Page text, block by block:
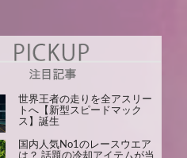
世界王者の走りを全アスリー
トへ【新型スピードマック
ス】誕生
国内人気No1のレースウエア
は？ 話題の冷却アイテムが当